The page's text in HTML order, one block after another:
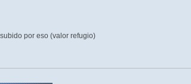
por eso (valor refugio)